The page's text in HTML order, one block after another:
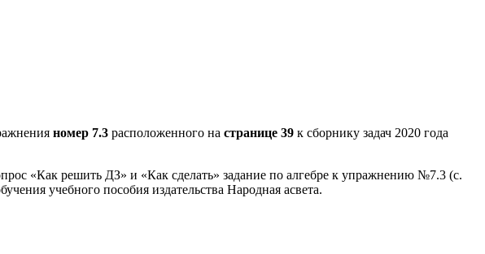
номер 7.3 расположенного на странице 39 к сборнику задач 2020 года
«Как решить ДЗ» и «Как сделать» задание по алгебре к упражнению №7.3 (с.
учебного пособия издательства Народная асвета.